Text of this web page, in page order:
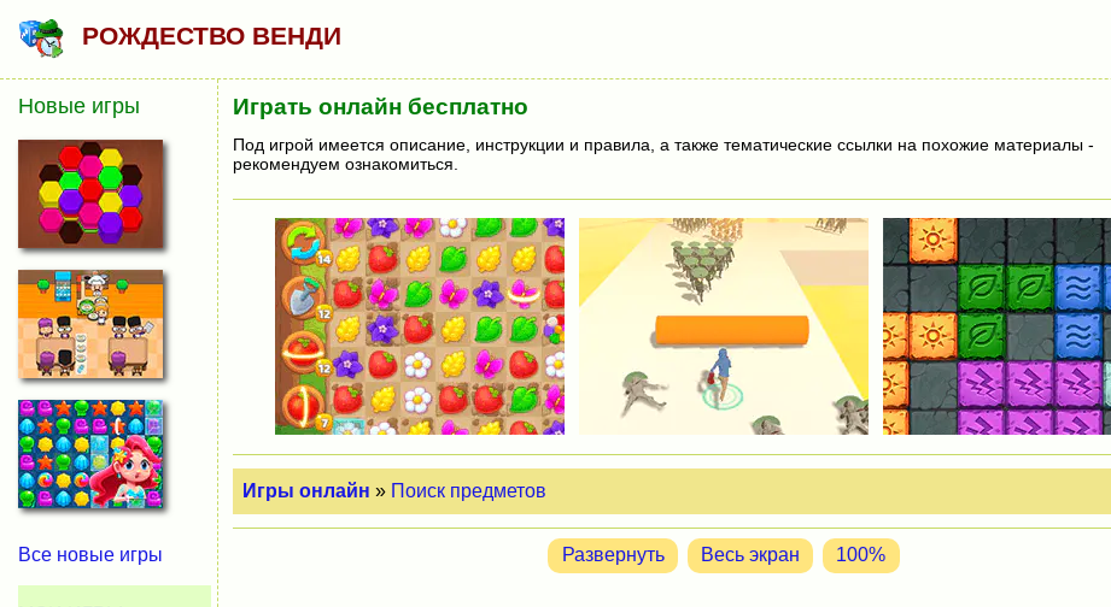
РОЖДЕСТВО ВЕНДИ
Играть онлайн бесплатно
Под игрой имеется описание, инструкции и правила, а также тематические ссылки на похожие материалы -
рекомендуем ознакомиться.
Игры онлайн » Поиск предметов
Развернуть Весь экран 100%
Новые игры
Все новые игры